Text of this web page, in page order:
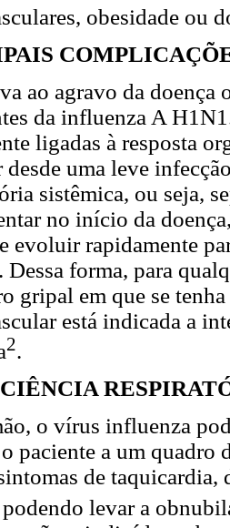
obesidade ou
ao agravo da doença
da influenza A
ligadas à resposta
desde uma leve
sistêmica, ou seja,
no início da
evoluir rapidamente
forma, para
gripal em que se
está indicada a
2.
o vírus influenza
paciente a um
de taquicardia,
levar a